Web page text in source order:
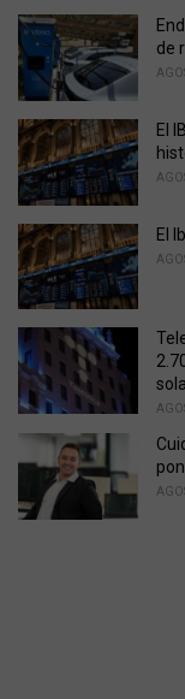
o
r
i
:
de
El
El